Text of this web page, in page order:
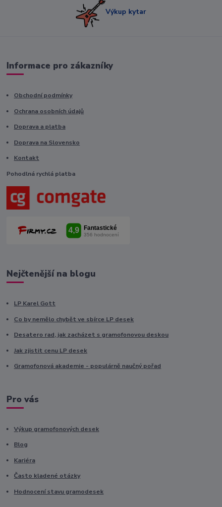
Výkup kytar
Informace pro zákazníky
Obchodní podmínky
Ochrana osobních údajů
Doprava a platba
Doprava na Slovensko
Kontakt
Pohodlná rychlá platba
Nejčtenější na blogu
LP Karel Gott
Co by nemělo chybět ve sbírce LP desek
Desatero rad, jak zacházet s gramofonovou deskou
Jak zjistit cenu LP desek
Gramofonová akademie - populárně naučný pořad
Pro vás
Výkup gramofonových desek
Blog
Kariéra
Často kladené otázky
Hodnocení stavu gramodesek